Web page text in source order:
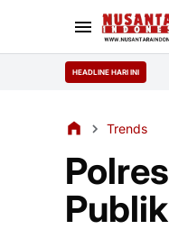
HEADLINE HARI INI
Trends